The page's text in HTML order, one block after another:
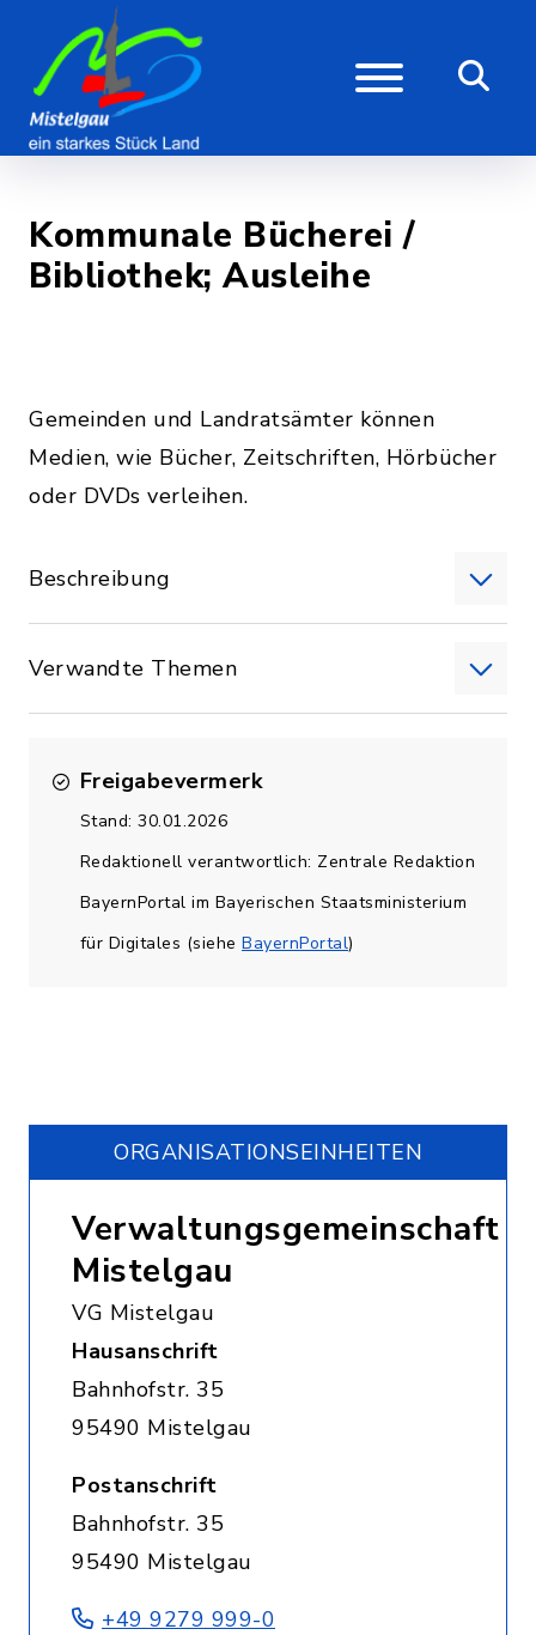
Kommunale Bücherei /
Bibliothek; Ausleihe
Gemeinden und Landratsämter können
Medien, wie Bücher, Zeitschriften, Hörbücher
oder DVDs verleihen.
Beschreibung
Verwandte Themen
Freigabevermerk
Stand: 30.01.2026
Redaktionell verantwortlich: Zentrale Redaktion
BayernPortal im Bayerischen Staatsministerium
für Digitales (siehe BayernPortal)
ORGANISATIONS­EINHEITEN
Verwaltungsgemeinschaft
Mistelgau
VG Mistelgau
Hausanschrift
Bahnhofstr. 35
95490 Mistelgau
Postanschrift
Bahnhofstr. 35
95490 Mistelgau
+49 9279 999-0